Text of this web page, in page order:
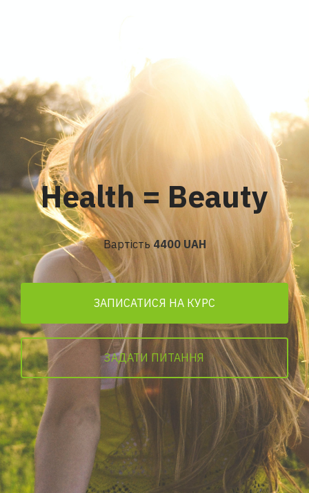
Health = Beauty
Вартість4400 UAH
ЗАПИСАТИСЯ НА КУРС
ЗАДАТИ ПИТАННЯ